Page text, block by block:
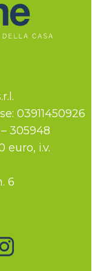
03911450926
305948
euro, i.v.
6